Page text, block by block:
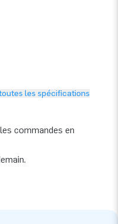
les spécifications
commandes en